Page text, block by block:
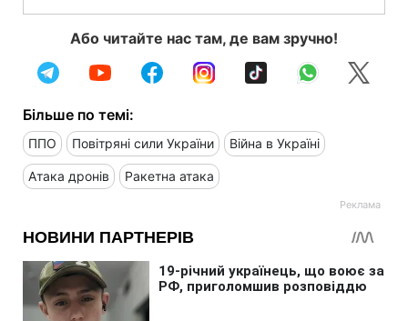
Або читайте нас там, де вам зручно!
Більше по темі:
ППО Повітряні сили України Війна в Україні
Атака дронів Ракетна атака